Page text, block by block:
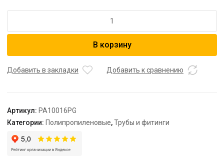
Труба
x
AQUA"
для
холодной
В корзину
Добавить в закладки Добавить к сравнению
Артикул: PA10016PG
Категории: Полипропиленовые,Трубы и фитинги